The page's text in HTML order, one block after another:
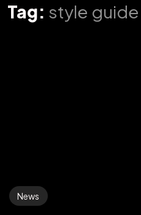
Tag: style guide
News